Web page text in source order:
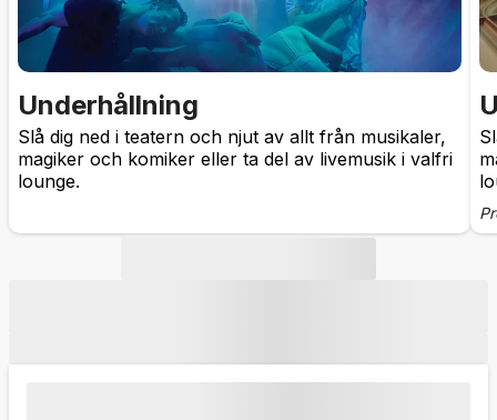
Underhållning
Slå dig ned i teatern och njut av allt från musikaler,
magiker och komiker eller ta del av livemusik i valfri
lounge.